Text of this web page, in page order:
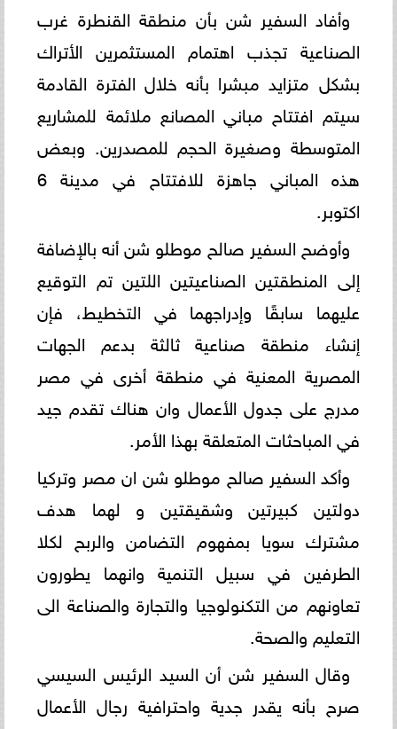
وأفاد السفير شن بأن منطقة القنطرة غرب
الصناعية تجذب اهتمام المستثمرين الأتراك
بشكل متزايد مبشرا بأنه خلال الفترة ‏القادمة
سيتم افتتاح ‏مباني المصانع ملائمة للمشاريع
المتوسطة وصغيرة الحجم للمصدرين. وبعض
هذه المباني جاهزة للافتتاح ‏في مدينة 6
اكتوبر.‏
وأوضح السفير صالح موطلو شن أنه بالإضافة
إلى المنطقتين الصناعيتين اللتين تم التوقيع
عليهما سابقًا وإدراجهما في التخطيط، ‏‏فإن
إنشاء منطقة صناعية ثالثة بدعم الجهات
المصرية المعنية في منطقة أخرى في مصر
‏مدرج على جدول الأعمال وان هناك تقدم جيد
في المباحثات المتعلقة بهذا الأمر. ‏
وأكد السفير صالح موطلو شن ان مصر وتركيا
دولتين كبيرتين وشقيقتين و لهما هدف
مشترك سويا بمفهوم التضامن ‏والربح لكلا
الطرفين في سبيل التنمية وانهما يطورون
تعاونهم من التكنولوجيا والتجارة والصناعة الى
التعليم والصحة. ‏
وقال السفير شن أن السيد الرئيس السيسي
صرح بأنه يقدر جدية واحترافية رجال الأعمال